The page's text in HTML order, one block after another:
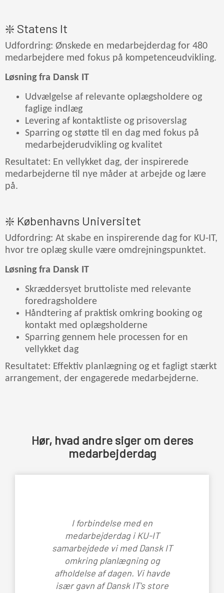
❇️ Statens It
Udfordring: Ønskede en medarbejderdag for 480
medarbejdere med fokus på kompetenceudvikling.
Løsning fra Dansk IT
Udvælgelse af relevante oplægsholdere og
faglige indlæg
Levering af kontaktliste og prisoverslag
Sparring og støtte til en dag med fokus på
medarbejderudvikling og kvalitet
Resultatet: En vellykket dag, der inspirerede
medarbejderne til nye måder at arbejde og lære
på.
❇️ Københavns Universitet
Udfordring: At skabe en inspirerende dag for KU-IT,
hvor tre oplæg skulle være omdrejningspunktet.
Løsning fra Dansk IT
Skræddersyet bruttoliste med relevante
foredragsholdere
Håndtering af praktisk omkring booking og
kontakt med oplægsholderne
Sparring gennem hele processen for en
vellykket dag
Resultatet: Effektiv planlægning og et fagligt stærkt
arrangement, der engagerede medarbejderne.
Hør, hvad andre siger om deres
medarbejderdag
I forbindelse med en
medarbejderdag i KU-IT
samarbejdede vi med Dansk IT
omkring planlægning og
afholdelse af dagen. Vi havde
især gavn af Dansk IT's store